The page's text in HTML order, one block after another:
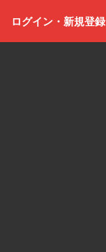
ログイン・ 新規登録